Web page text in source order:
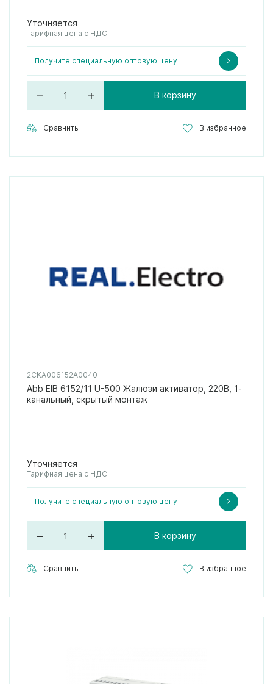
Уточняется
Тарифная цена с НДС
Получите специальную оптовую цену
– + В корзину
Сравнить В избранное
2CKA006152A0040
Abb EIB 6152/11 U-500 Жалюзи активатор, 220В, 1-
канальный, скрытый монтаж
Уточняется
Тарифная цена с НДС
Получите специальную оптовую цену
– + В корзину
Сравнить В избранное